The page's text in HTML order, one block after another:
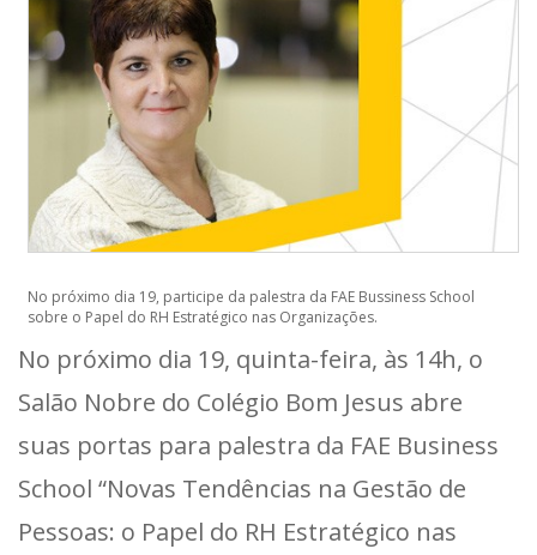
No próximo dia 19, participe da palestra da FAE Bussiness School
sobre o Papel do RH Estratégico nas Organizações.
No próximo dia 19, quinta-feira, às 14h, o
Salão Nobre do Colégio Bom Jesus abre
suas portas para palestra da FAE Business
School “Novas Tendências na Gestão de
Pessoas: o Papel do RH Estratégico nas